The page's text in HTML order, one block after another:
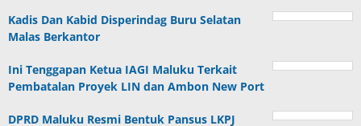
Kadis Dan Kabid Disperindag Buru Selatan
Malas Berkantor
Ini Tenggapan Ketua IAGI Maluku Terkait
Pembatalan Proyek LIN dan Ambon New Port
DPRD Maluku Resmi Bentuk Pansus LKPJ